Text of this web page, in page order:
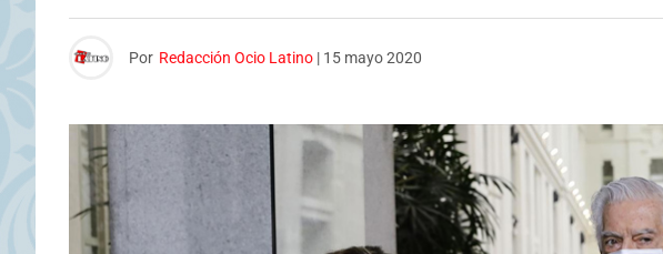
Por Redacción Ocio Latino | 15 mayo 2020